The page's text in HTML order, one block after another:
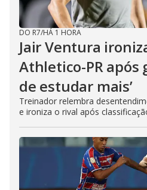
DO R7/HÁ 1 HORA
Jair Ventura
Athletico-PR após
de estudar mais’
Treinador relembra
e ironiza o rival após